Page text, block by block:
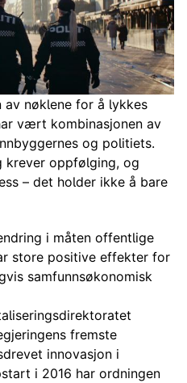
av nøklene for å lykkes
vært kombinasjonen av
og politiets.
oppfølging, og
– det holder ikke å bare
i måten offentlige
store positive effekter for
samfunnsøkonomisk
fremste
innovasjon i
i 2016 har ordningen